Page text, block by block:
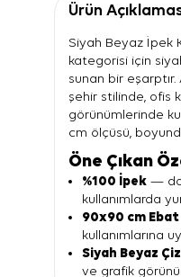
Ürün
Siyah Beyaz İpek
kategorisi için
sunan bir
şehir stilinde, ofis
görünümlerinde
cm ölçüsü,
Öne Çıkan
%100 İpek —
kullanımlarda
90x90 cm Ebat
kullanımlarına
Siyah Beyaz
ve grafik